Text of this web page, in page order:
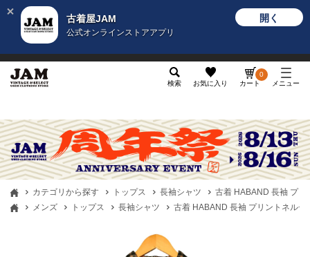
古着屋JAM
公式オンラインストアアプリ
開く
検索 お気に入り カート
0
メニュー
カテゴリから探す トップス 長袖シャツ
古着 HABAND 長袖 プ
メンズ
トップス 長袖シャツ 古着 HABAND 長袖 プリントネル